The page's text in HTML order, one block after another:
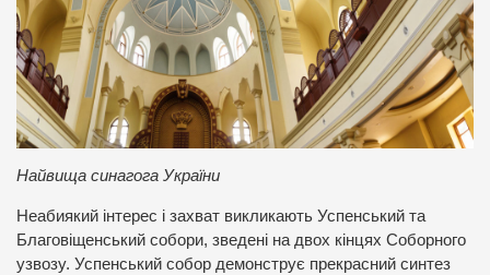
Найвища синагога України
Неабиякий інтерес і захват викликають Успенський та
Благовіщенський собори, зведені на двох кінцях Соборного
узвозу. Успенський собор демонструє прекрасний синтез